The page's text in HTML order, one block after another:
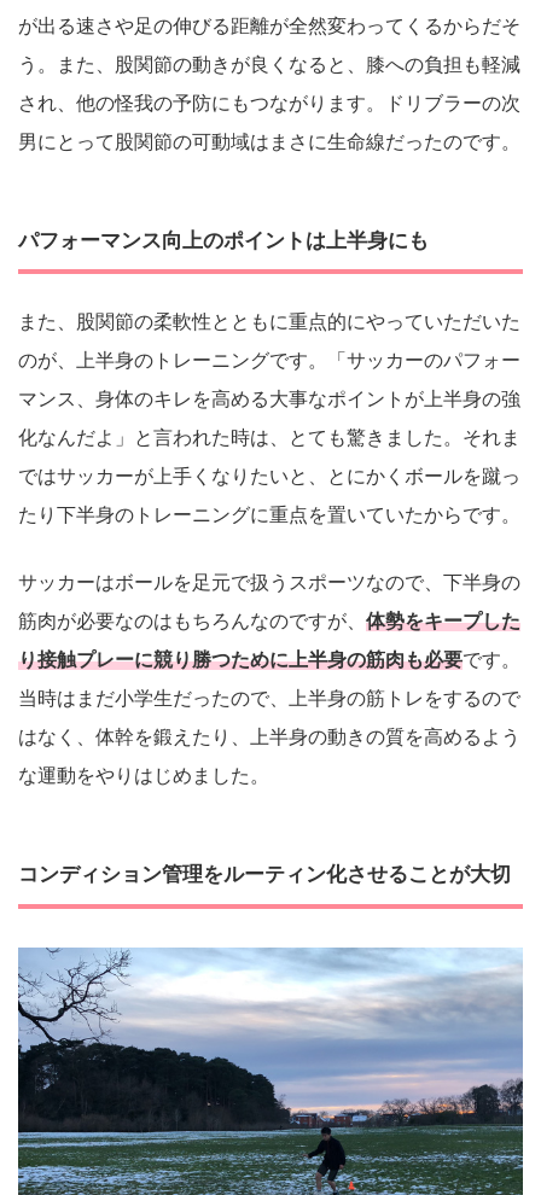
が出る速さや足の伸びる距離が全然変わってくるからだそ
う。また、股関節の動きが良くなると、膝への負担も軽減
され、他の怪我の予防にもつながります。ドリブラーの次
男にとって股関節の可動域はまさに生命線だったのです。
パフォーマンス向上のポイントは上半身にも
また、股関節の柔軟性とともに重点的にやっていただいた
のが、上半身のトレーニングです。「サッカーのパフォー
マンス、身体のキレを高める大事なポイントが上半身の強
化なんだよ」と言われた時は、とても驚きました。それま
ではサッカーが上手くなりたいと、とにかくボールを蹴っ
たり下半身のトレーニングに重点を置いていたからです。
サッカーはボールを足元で扱うスポーツなので、下半身の
筋肉が必要なのはもちろんなのですが、 体勢をキープした
り接触プレーに競り勝つために上半身の筋肉も必要です。
当時はまだ小学生だったので、上半身の筋トレをするので
はなく、体幹を鍛えたり、上半身の動きの質を高めるよう
な運動をやりはじめました。
コンディション管理をルーティン化させることが大切